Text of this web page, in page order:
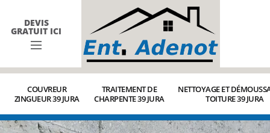
DEVIS
GRATUIT ICI
COUVREUR
ZINGUEUR 39 JURA
TRAITEMENT DE
CHARPENTE 39 JURA
NETTOYAGE ET
TOITURE 39 JURA